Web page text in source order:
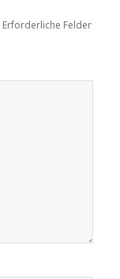
Erforderliche Felder